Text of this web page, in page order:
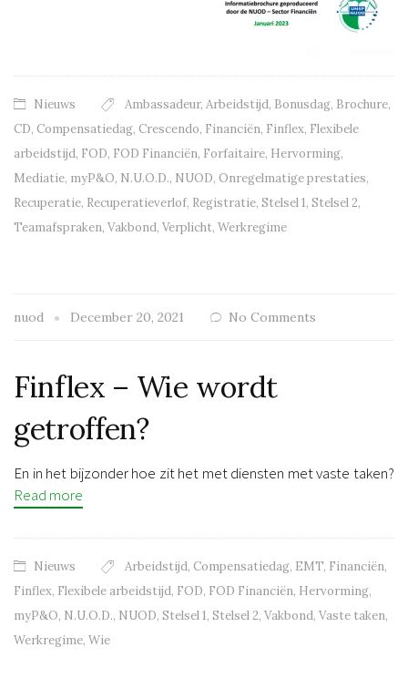
Nieuws Ambassadeur, Arbeidstijd, Bonusdag, Brochure,
CD, Compensatiedag, Crescendo, Financiën, Finflex, Flexibele
arbeidstijd, FOD, FOD Financiën, Forfaitaire, Hervorming,
Mediatie, myP&O, N.U.O.D., NUOD, Onregelmatige prestaties,
Recuperatie, Recuperatieverlof, Registratie, Stelsel 1, Stelsel 2,
Teamafspraken, Vakbond, Verplicht, Werkregime
nuod December 20, 2021 No Comments
Finflex – Wie wordt
getroffen?
En in het bijzonder hoe zit het met diensten met vaste taken?
Read more
Nieuws Arbeidstijd, Compensatiedag, EMT, Financiën,
Finflex, Flexibele arbeidstijd, FOD, FOD Financiën, Hervorming,
myP&O, N.U.O.D., NUOD, Stelsel 1, Stelsel 2, Vakbond, Vaste taken,
Werkregime, Wie